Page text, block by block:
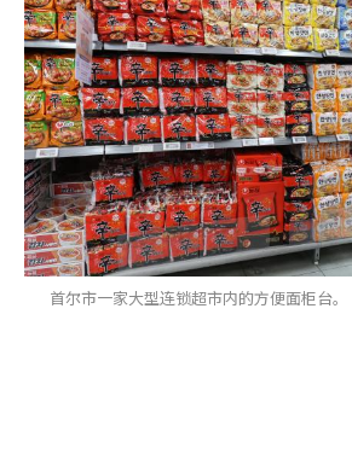
首尔市一家大型连锁超市内的方便面柜台。